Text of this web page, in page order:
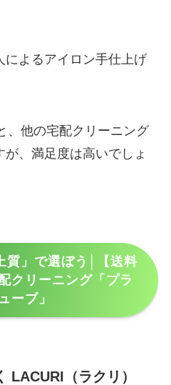
によるアイロン手仕上げ
、他の宅配クリーニング
、満足度は高いでしょ
質」で選ぼう│【送料
クリーニング「プラ
ーブ」
LACURI（ラクリ）